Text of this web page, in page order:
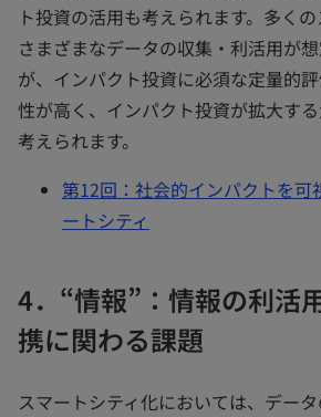
ト投資の活用も考えられます。多く
さまざまなデータの収集・利活用が
が、インパクト投資に必須な定量的
性が高く、インパクト投資が拡大す
考えられます。
第12回：社会的インパクトを可
ートシティ
4．“情報”：情報の利活
携に関わる課題
スマートシティ化においては、デー